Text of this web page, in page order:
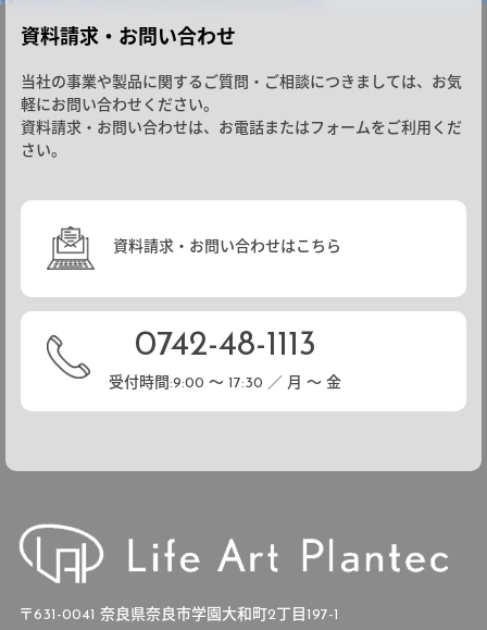
資料請求・お問い合わせ
当社の事業や製品に関するご質問・ご相談につきましては、お気
軽にお問い合わせください。
資料請求・お問い合わせは、お電話またはフォームをご利用くだ
さい。
資料請求・お問い合わせはこちら
0742-48-1113
受付時間:9:00 ～ 17:30 ／ 月 ～ 金
〒631-0041 奈良県奈良市学園大和町2丁目197-1